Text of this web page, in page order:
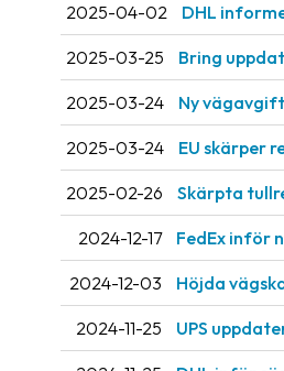
2025-04-02 DHL
2025-03-25 Bring
2025-03-24 Ny
2025-03-24 EU skärper
2025-02-26 Skärpta
2024-12-17 FedEx inför
2024-12-03 Höjda
2024-11-25 UPS